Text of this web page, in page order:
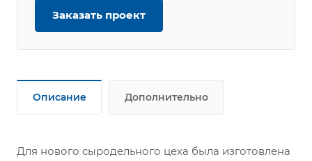
Заказать проект
Описание Дополнительно
Для нового сыродельного цеха была изготовлена